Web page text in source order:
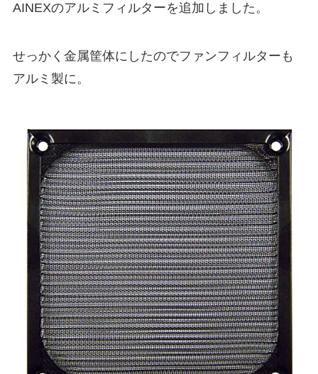
AINEXのアルミフィルターを追加しました。
せっかく金属筐体にしたのでファンフィルターも
アルミ製に。